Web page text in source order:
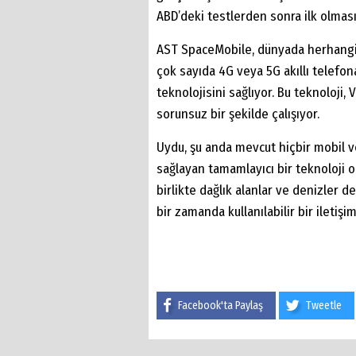
ABD’deki testlerden sonra ilk
AST SpaceMobile, dünyada
çok sayıda 4G veya 5G akıllı
teknolojisini sağlıyor. Bu teknoloji,
sorunsuz bir şekilde çalışıyor.
Uydu, şu anda mevcut hiçbir mobil
sağlayan tamamlayıcı bir teknoloji
birlikte dağlık alanlar ve denizler
bir zamanda kullanılabilir bir iletişim
Facebook'ta Paylaş Tweetle